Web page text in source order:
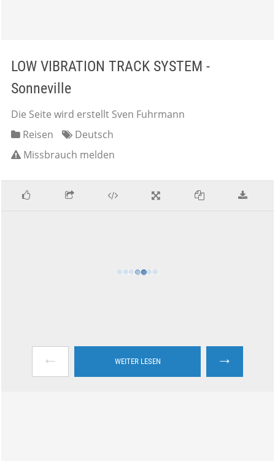
LOW VIBRATION TRACK SYSTEM -
Sonneville
Die Seite wird erstellt Sven Fuhrmann
Reisen
Deutsch
Missbrauch melden
← WEITER LESEN →